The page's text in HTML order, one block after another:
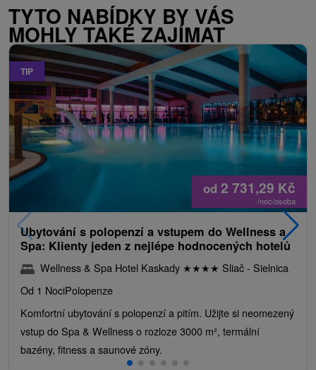
TYTO NABÍDKY BY VÁS
MOHLY TAKÉ ZAJÍMAT
TIP
od 2 731,29 Kč
/noc/osoba
Ubytování s polopenzí a vstupem do Wellness a
Spa: Klienty jeden z nejlépe hodnocených hotelů
Wellness & Spa Hotel Kaskady ★★★★ Sliač - Sielnica
Od 1 NociPolopenze
Komfortní ubytování s polopenzí a pitím. Užijte si neomezený
vstup do Spa & Wellness o rozloze 3000 m², termální
bazény, fitness a saunové zóny.